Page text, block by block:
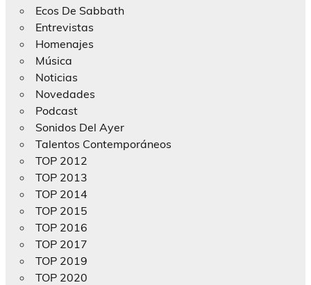
Ecos De Sabbath
Entrevistas
Homenajes
Música
Noticias
Novedades
Podcast
Sonidos Del Ayer
Talentos Contemporáneos
TOP 2012
TOP 2013
TOP 2014
TOP 2015
TOP 2016
TOP 2017
TOP 2019
TOP 2020